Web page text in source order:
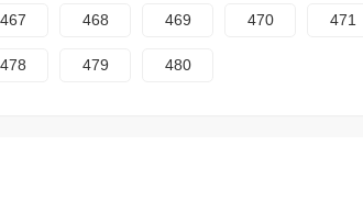
467 468 469 470 471
478 479 480